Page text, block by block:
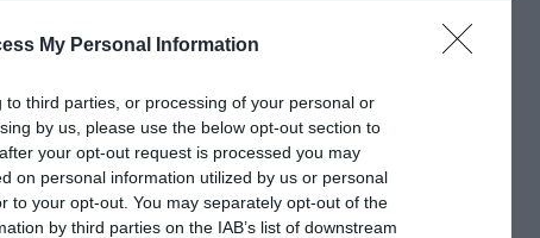
My Personal Information
third parties, or processing of your personal or
by us, please use the below opt-out section to
your opt-out request is processed you may
on personal information utilized by us or personal
to your opt-out. You may separately opt-out of the
by third parties on the IAB’s list of downstream